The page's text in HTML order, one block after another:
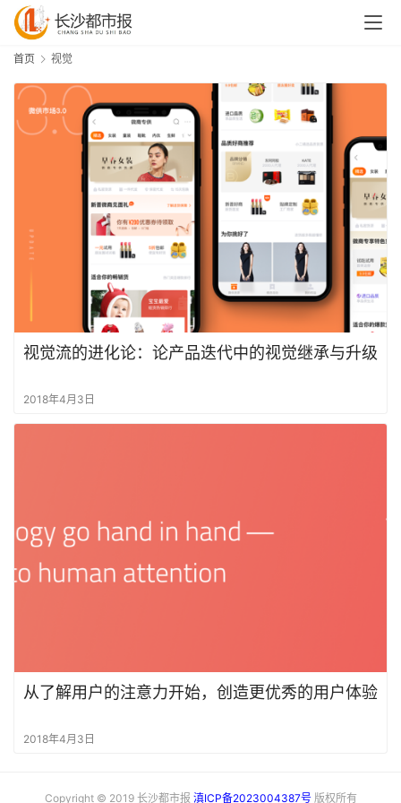
首页 视觉
视觉流的进化论：论产品迭代中的视觉继承与升级
2018年4月3日
从了解用户的注意力开始，创造更优秀的用户体验
2018年4月3日
Copyright © 2019 长沙都市报 滇ICP备2023004387号版权所有